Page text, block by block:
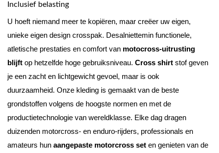
Inclusief belasting
U hoeft niemand meer te kopiëren, maar creëer uw eigen,
unieke eigen design crosspak. Desalniettemin functionele,
atletische prestaties en comfort van motocross-uitrusting
blijft op hetzelfde hoge gebruiksniveau. Cross shirt stof geven
je een zacht en lichtgewicht gevoel, maar is ook
duurzaamheid. Onze kleding is gemaakt van de beste
grondstoffen volgens de hoogste normen en met de
productietechnologie van wereldklasse. Elke dag dragen
duizenden motorcross- en enduro-rijders, professionals en
amateurs hun aangepaste motorcross set en genieten van de